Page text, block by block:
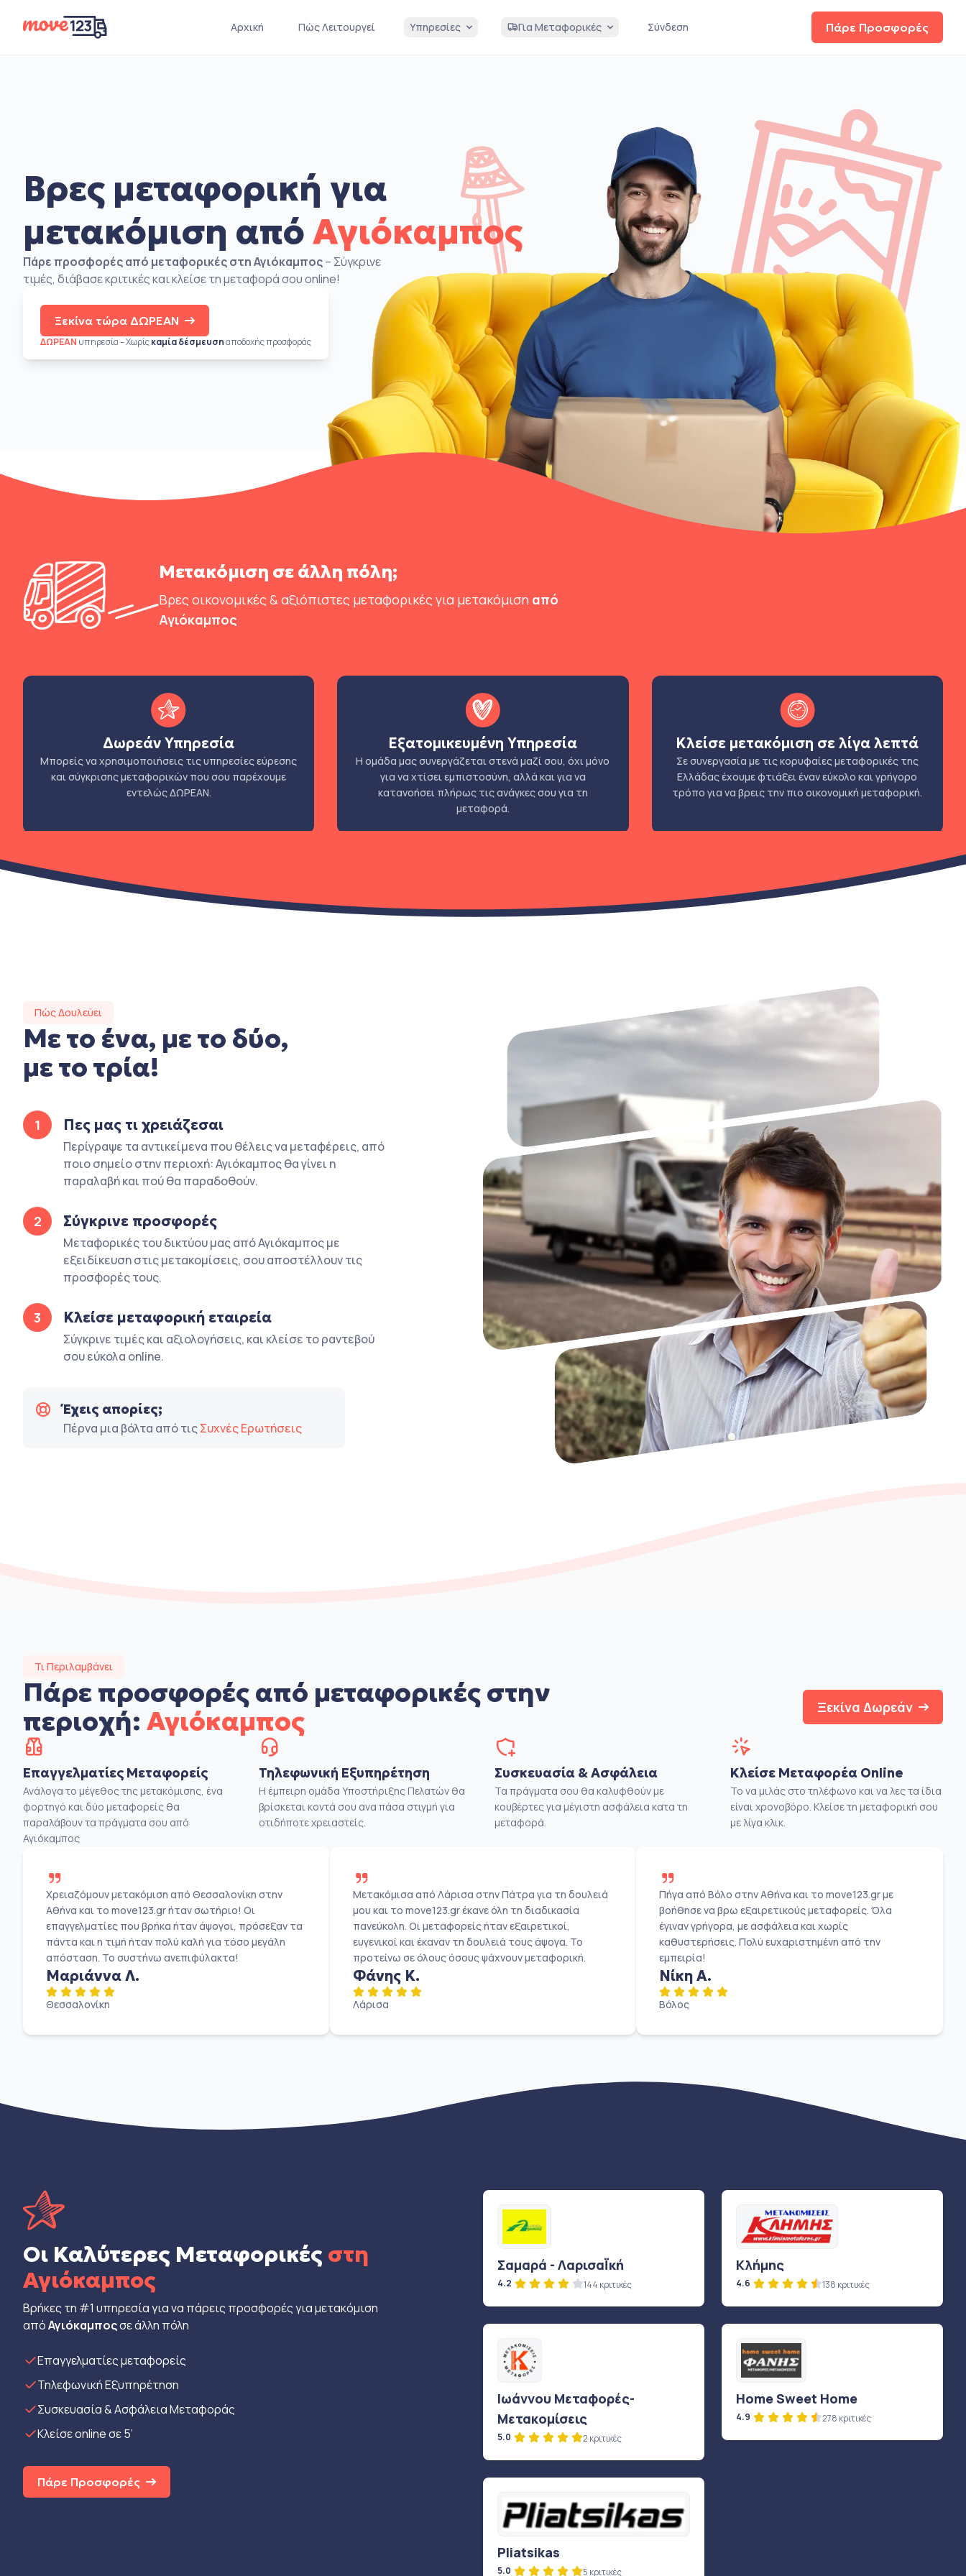
Πάρε Προσφορές
Αρχική Πώς Λειτουργεί Υπηρεσίες Για Μεταφορικές Σύνδεση
Βρες μεταφορική για
μετακόμιση από Αγιόκαμπος
Πάρε προσφορές από μεταφορικές στη Αγιόκαμπος– Σύγκρινε
τιμές, διάβασε κριτικές και κλείσε τη μεταφορά σου online!
Ξεκίνα τώρα ΔΩΡΕΑΝ
ΔΩΡΕΑΝ υπηρεσία – Χωρίςκαμία δέσμευσηαποδοχής προσφοράς
Μετακόμιση σε άλλη πόλη;
Βρες οικονομικές & αξιόπιστες μεταφορικές για μετακόμιση από
Αγιόκαμπος
Δωρεάν Υπηρεσία
Μπορείς να χρησιμοποιήσεις τις υπηρεσίες εύρεσης
και σύγκρισης μεταφορικών που σου παρέχουμε
εντελώς ΔΩΡΕΑΝ.
Εξατομικευμένη Υπηρεσία
Η ομάδα μας συνεργάζεται στενά μαζί σου, όχι μόνο
για να χτίσει εμπιστοσύνη, αλλά και για να
κατανοήσει πλήρως τις ανάγκες σου για τη
μεταφορά.
Κλείσε μετακόμιση σε λίγα λεπτά
Σε συνεργασία με τις κορυφαίες μεταφορικές της
Ελλάδας έχουμε φτιάξει έναν εύκολο και γρήγορο
τρόπο για να βρεις την πιο οικονομική μεταφορική.
Πώς Δουλεύει
Με το ένα, με το δύο,
με το τρία!
1 Πες μας τι χρειάζεσαι
Περίγραψε τα αντικείμενα που θέλεις να μεταφέρεις, από
ποιο σημείο στην περιοχή: Αγιόκαμπος θα γίνει η
παραλαβή και πού θα παραδοθούν.
2 Σύγκρινε προσφορές
Μεταφορικές του δικτύου μας από Αγιόκαμπος με
εξειδίκευση στις μετακομίσεις, σου αποστέλλουν τις
προσφορές τους.
3 Κλείσε μεταφορική εταιρεία
Σύγκρινε τιμές και αξιολογήσεις, και κλείσε το ραντεβού
σου εύκολα online.
Έχεις απορίες;
Πέρνα μια βόλτα από τιςΣυχνές Ερωτήσεις
Τι Περιλαμβάνει
Πάρε προσφορές από μεταφορικές στην
περιοχή: Αγιόκαμπος Ξεκίνα Δωρεάν
Επαγγελματίες Μεταφορείς
Ανάλογα το μέγεθος της μετακόμισης, ένα
φορτηγό και δύο μεταφορείς θα
παραλάβουν τα πράγματα σου από
Αγιόκαμπος
Τηλεφωνική Εξυπηρέτηση
Η έμπειρη ομάδα Υποστήριξης Πελατών θα
βρίσκεται κοντά σου ανα πάσα στιγμή για
οτιδήποτε χρειαστείς.
Συσκευασία & Ασφάλεια
Τα πράγματα σου θα καλυφθούν με
κουβέρτες για μέγιστη ασφάλεια κατα τη
μεταφορά.
Κλείσε Μεταφορέα Online
Το να μιλάς στο τηλέφωνο και να λες τα ίδια
είναι χρονοβόρο. Κλείσε τη μεταφορική σου
με λίγα κλικ.
Χρειαζόμουν μετακόμιση από Θεσσαλονίκη στην
Αθήνα και το move123.gr ήταν σωτήριο! Οι
επαγγελματίες που βρήκα ήταν άψογοι, πρόσεξαν τα
πάντα και η τιμή ήταν πολύ καλή για τόσο μεγάλη
απόσταση. Το συστήνω ανεπιφύλακτα!
Μαριάννα Λ.
Θεσσαλονίκη
Μετακόμισα από Λάρισα στην Πάτρα για τη δουλειά
μου και το move123.gr έκανε όλη τη διαδικασία
πανεύκολη. Οι μεταφορείς ήταν εξαιρετικοί,
ευγενικοί και έκαναν τη δουλειά τους άψογα. Το
προτείνω σε όλους όσους ψάχνουν μεταφορική.
Φάνης Κ.
Λάρισα
Πήγα από Βόλο στην Αθήνα και το move123.gr με
βοήθησε να βρω εξαιρετικούς μεταφορείς. Όλα
έγιναν γρήγορα, με ασφάλεια και χωρίς
καθυστερήσεις. Πολύ ευχαριστημένη από την
εμπειρία!
Νίκη Α.
Βόλος
Οι Καλύτερες Μεταφορικές στη
Αγιόκαμπος
Βρήκες τη #1 υπηρεσία για να πάρεις προσφορές για μετακόμιση
απόΑγιόκαμποςσε άλλη πόλη
Eπαγγελματίες μεταφορείς
Τηλεφωνική Εξυπηρέτηση
Συσκευασία & Ασφάλεια Μεταφοράς
Κλείσε online σε 5’
Πάρε Προσφορές
Σαμαρά - ΛαρισαΪκή
4.2 144 κριτικές
Κλήμης
4.6 138 κριτικές
Ιωάννου Μεταφορές-
Μετακομίσεις
5.0 2 κριτικές
Home Sweet Home
4.9 278 κριτικές
Pliatsikas
5.0 5 κριτικές